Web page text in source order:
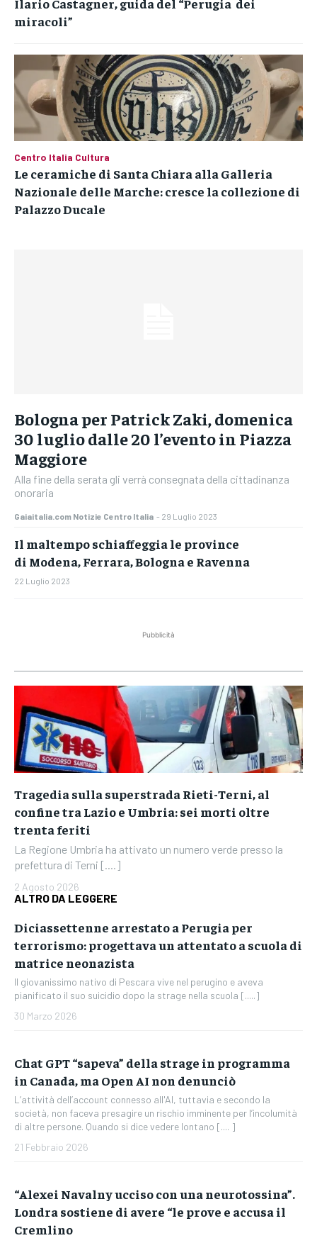
miracoli”
Centro Italia Cultura
Le ceramiche di Santa Chiara alla Galleria
Nazionale delle Marche: cresce la collezione di
Palazzo Ducale
Bologna per Patrick Zaki, domenica
30 luglio dalle 20 l’evento in Piazza
Maggiore
Alla fine della serata gli verrà consegnata della cittadinanza
onoraria
Gaiaitalia.com Notizie Centro Italia - 29 Luglio 2023
Il maltempo schiaffeggia le province
di Modena, Ferrara, Bologna e Ravenna
22 Luglio 2023
Pubblicità
Tragedia sulla superstrada Rieti-Terni, al
confine tra Lazio e Umbria: sei morti oltre
trenta feriti
La Regione Umbria ha attivato un numero verde presso la
prefettura di Terni [....]
2 Agosto 2026
ALTRO DA LEGGERE
Diciassettenne arrestato a Perugia per
terrorismo: progettava un attentato a scuola di
matrice neonazista
Il giovanissimo nativo di Pescara vive nel perugino e aveva
pianificato il suo suicidio dopo la strage nella scuola [.....]
30 Marzo 2026
Chat GPT “sapeva” della strage in programma
in Canada, ma Open AI non denunciò
L’attività dell’account connesso all'AI, tuttavia e secondo la
società, non faceva presagire un rischio imminente per l’incolumità
di altre persone. Quando si dice vedere lontano [.... ]
21 Febbraio 2026
“Alexei Navalny ucciso con una neurotossina”.
Londra sostiene di avere “le prove e accusa il
Cremlino